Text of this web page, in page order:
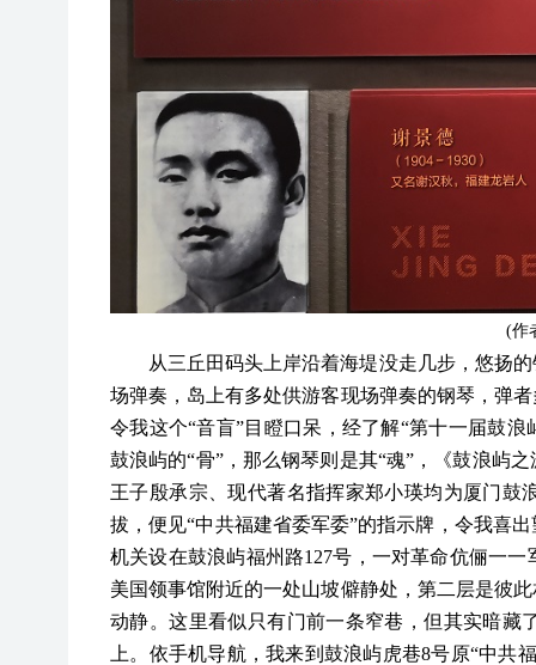
(作
从三丘田码头上岸沿着海堤没走几步，悠扬
场弹奏，岛上有多处供游客现场弹奏的钢琴，弹
令我这个“音盲”目瞪口呆，经了解“第十一届鼓
鼓浪屿的“骨”，那么钢琴则是其“魂”，《鼓浪屿
王子殷承宗、现代著名指挥家郑小瑛均为厦门鼓
拔，便见“中共福建省委军委”的指示牌，令我喜
机关设在鼓浪屿福州路127号，一对革命伉俪一
美国领事馆附近的一处山坡僻静处，第二层是彼
动静。这里看似只有门前一条窄巷，但其实暗藏
上。依手机导航，我来到鼓浪屿虎巷8号原“中共